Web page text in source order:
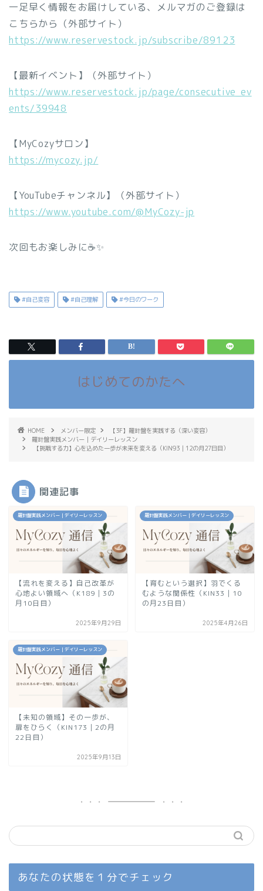
一足早く情報をお届けしている、メルマガのご登録は
こちらから（外部サイト）
https://www.reservestock.jp/subscribe/89123
【最新イベント】（外部サイト）
https://www.reservestock.jp/page/consecutive_ev
ents/39948
【MyCozyサロン】
https://mycozy.jp/
【YouTubeチャンネル】（外部サイト）
https://www.youtube.com/@MyCozy-jp
次回もお楽しみに☕✨
#自己変容 #自己理解 #今日のワーク
はじめてのかたへ
HOME メンバー限定
【3F】羅針盤を実践する（深い変容）
羅針盤実践メンバー｜デイリーレッスン
【挑戦する力】心を込めた一歩が未来を変える（KIN93｜12の月27日目）
関連記事
羅針盤実践メンバー｜デイリーレッスン
【流れを変える】自己改革が
心地よい領域へ（K189｜3の
月10日目）
2025年9月29日
羅針盤実践メンバー｜デイリーレッスン
【育むという選択】羽でくる
むような関係性（KIN33｜10
の月23日目）
2025年4月26日
羅針盤実践メンバー｜デイリーレッスン
【未知の領域】その一歩が、
扉をひらく（KIN173｜2の月
22日目）
2025年9月13日
あなたの状態を１分でチェック